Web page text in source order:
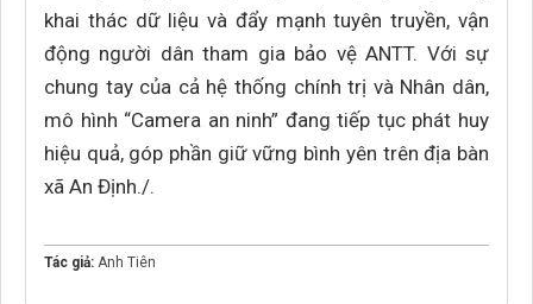
khai thác dữ liệu và đẩy mạnh tuyên truyền, vận
động người dân tham gia bảo vệ ANTT. Với sự
chung tay của cả hệ thống chính trị và Nhân dân,
mô hình “Camera an ninh” đang tiếp tục phát huy
hiệu quả, góp phần giữ vững bình yên trên địa bàn
xã An Định./.
Tác giả: Anh Tiên